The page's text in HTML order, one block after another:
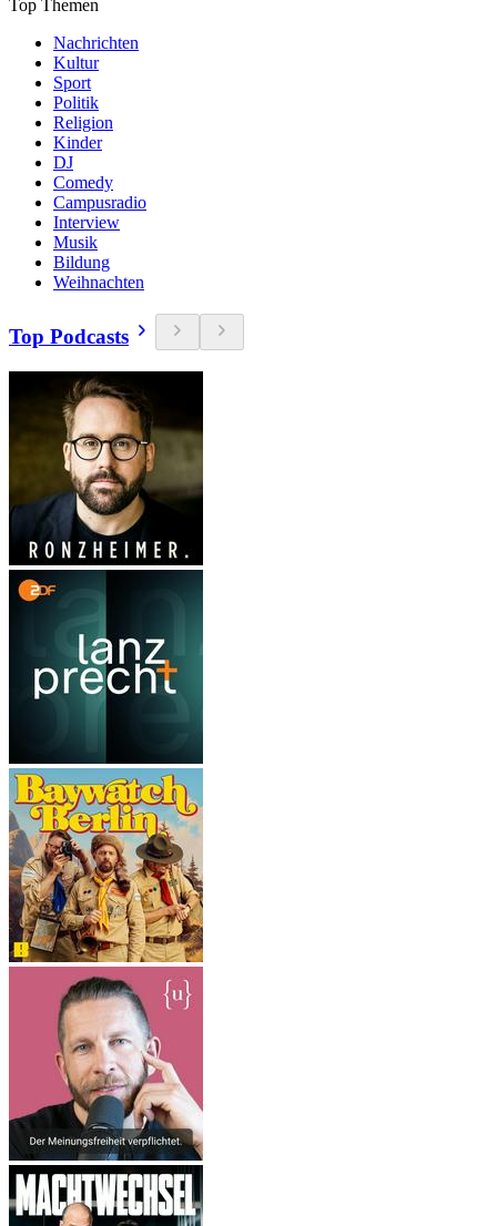
Top Themen
Nachrichten
Kultur
Sport
Politik
Religion
Kinder
DJ
Comedy
Campusradio
Interview
Musik
Bildung
Weihnachten
Top Podcasts